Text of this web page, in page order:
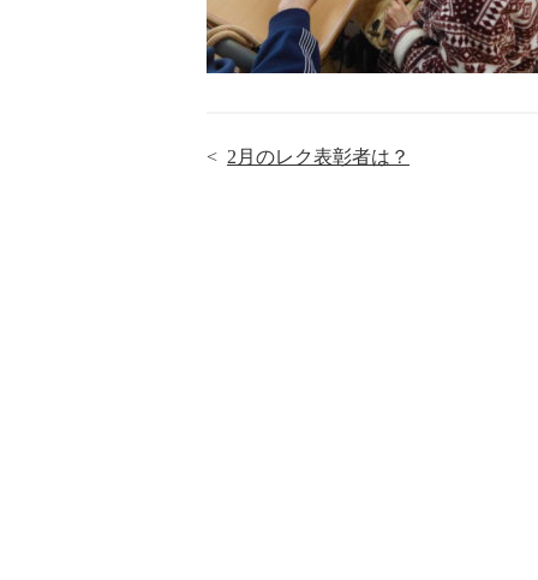
< 2月のレク表彰者は？